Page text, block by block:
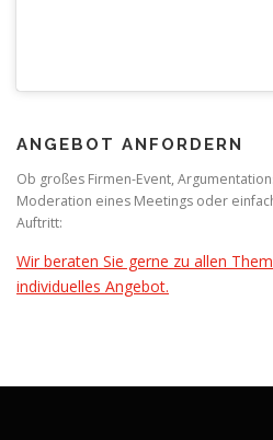
ANGEBOT ANFORDERN
Ob großes Firmen-Event,
Moderation eines Meetings oder
Auftritt:
Wir beraten Sie gerne zu allen
individuelles Angebot.